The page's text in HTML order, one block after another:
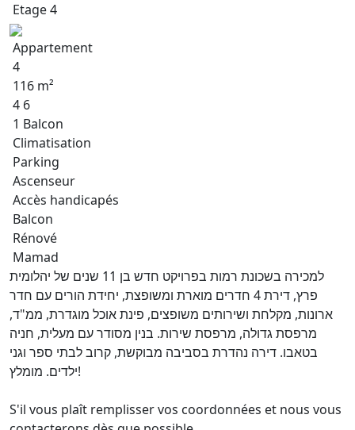
Etage 4
Appartement
4
116 m²
4 6
1 Balcon
Climatisation
Parking
Ascenseur
Accès handicapés
Balcon
Rénové
Mamad
למכירה בשכונת רמות בפרויקט חדש בן 11 שנים של יהלומית
פרץ, דירת 4 חדרים מוארת ומשופצת, יחידת הורים עם חדר
ארונות, מקלחת ושירותים משופצים, פינת אוכל מוגדרת, ממ"ד,
מרפסת גדולה, מרפסת שירות. בנין מסודר עם מעלית, חניה
בטאבו. דירה נהדרת בסביבה מבוקשת, קרוב לבתי ספר וגני
ילדים. מומלץ!
S'il vous plaît remplisser vos coordonnées et nous vous